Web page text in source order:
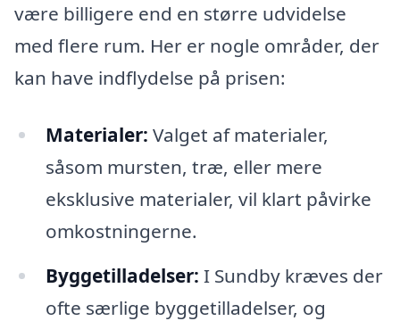
være billigere end en større udvidelse
med flere rum. Her er nogle områder, der
kan have indflydelse på prisen:
Materialer: Valget af materialer,
såsom mursten, træ, eller mere
eksklusive materialer, vil klart påvirke
omkostningerne.
Byggetilladelser: I Sundby kræves der
ofte særlige byggetilladelser, og